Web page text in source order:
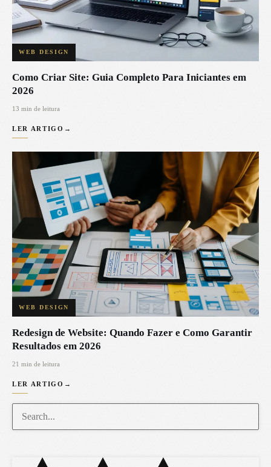
WEB DESIGN
Como Criar Site: Guia Completo Para Iniciantes em
2026
13 min de leitura
LER ARTIGO →
WEB DESIGN
Redesign de Website: Quando Fazer e Como Garantir
Resultados em 2026
21 min de leitura
LER ARTIGO →